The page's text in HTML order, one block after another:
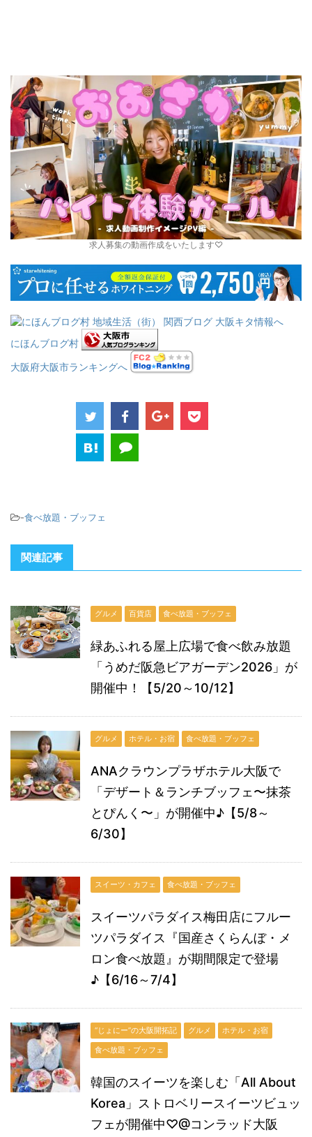
求人募集の動画作成をいたします♡
にほんブログ村
大阪府大阪市ランキングへ
-食べ放題・ブッフェ
関連記事
グルメ 百貨店 食べ放題・ブッフェ
緑あふれる屋上広場で食べ飲み放題
「うめだ阪急ビアガーデン2026」が
開催中！【5/20～10/12】
グルメ ホテル・お宿 食べ放題・ブッフェ
ANAクラウンプラザホテル大阪で
「デザート＆ランチブッフェ〜抹茶
とぴんく〜」が開催中♪【5/8～
6/30】
スイーツ・カフェ 食べ放題・ブッフェ
スイーツパラダイス梅田店にフルー
ツパラダイス『国産さくらんぼ・メ
ロン食べ放題』が期間限定で登場
♪【6/16～7/4】
“じょにー”の大阪開拓記 グルメ
ホテル・お宿
食べ放題・ブッフェ
韓国のスイーツを楽しむ「All About
Korea」ストロベリースイーツビュッ
フェが開催中♡@コンラッド大阪